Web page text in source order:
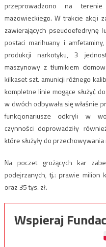
przeprowadzono na
mazowieckiego. W trakcie akcji
zawierających pseudoefedrynę
postaci marihuany i
produkcji narkotyku, 3
maszynowy z tłumikiem
kilkaset szt. amunicji różnego
kompletne linie mogące służyć
w dwóch odbywała się właśnie
funkcjonariusze odkryli w
czynności doprowadziły
które służyły do
Na poczet grożących kar
podejrzanych, tj.: prawie milion
oraz 35 tys. zł.
Wspieraj